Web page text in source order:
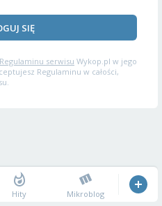
SIĘ
Regulaminu serwisu Wykop.pl w jego
Regulaminu w całości,
Hity Mikroblog